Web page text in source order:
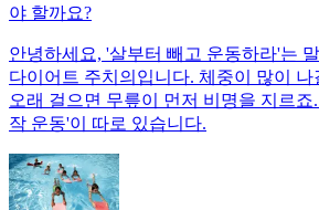
야 할까요?
안녕하세요, '살부터 빼고 운동하라'는
다이어트 주치의입니다. 체중이 많이
오래 걸으면 무릎이 먼저 비명을 지르죠
작 운동'이 따로 있습니다.